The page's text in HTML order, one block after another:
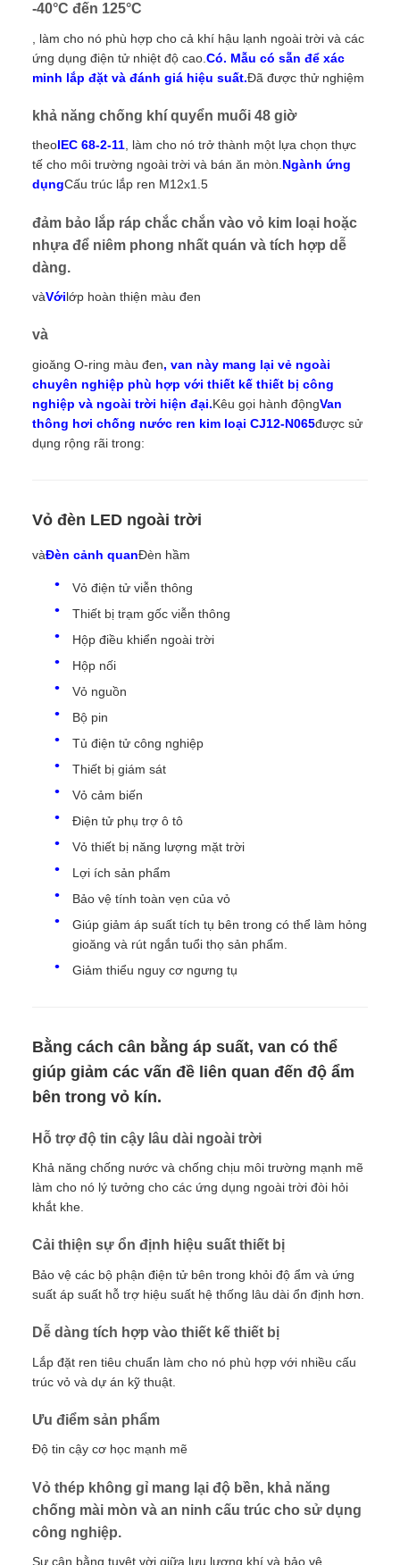
-40°C đến 125°C
, làm cho nó phù hợp cho cả khí hậu lạnh ngoài trời và các
ứng dụng điện tử nhiệt độ cao. Có. Mẫu có sẵn để xác
minh lắp đặt và đánh giá hiệu suất.Đã được thử nghiệm
khả năng chống khí quyển muối 48 giờ
theoIEC 68-2-11, làm cho nó trở thành một lựa chọn thực
tế cho môi trường ngoài trời và bán ăn mòn.Ngành ứng
dụngCấu trúc lắp ren M12x1.5
đảm bảo lắp ráp chắc chắn vào vỏ kim loại hoặc
nhựa để niêm phong nhất quán và tích hợp dễ
dàng.
vàVớilớp hoàn thiện màu đen
và
gioăng O-ring màu đen, van này mang lại vẻ ngoài
chuyên nghiệp phù hợp với thiết kế thiết bị công
nghiệp và ngoài trời hiện đại.Kêu gọi hành độngVan
thông hơi chống nước ren kim loại CJ12-N065được sử
dụng rộng rãi trong:
Vỏ đèn LED ngoài trời
vàĐèn cảnh quanĐèn hầm
Vỏ điện tử viễn thông
Thiết bị trạm gốc viễn thông
Hộp điều khiển ngoài trời
Hộp nối
Vỏ nguồn
Bộ pin
Tủ điện tử công nghiệp
Thiết bị giám sát
Vỏ cảm biến
Điện tử phụ trợ ô tô
Vỏ thiết bị năng lượng mặt trời
Lợi ích sản phẩm
Bảo vệ tính toàn vẹn của vỏ
Giúp giảm áp suất tích tụ bên trong có thể làm hỏng
gioăng và rút ngắn tuổi thọ sản phẩm.
Giảm thiểu nguy cơ ngưng tụ
Bằng cách cân bằng áp suất, van có thể
giúp giảm các vấn đề liên quan đến độ ẩm
bên trong vỏ kín.
Hỗ trợ độ tin cậy lâu dài ngoài trời
Khả năng chống nước và chống chịu môi trường mạnh mẽ
làm cho nó lý tưởng cho các ứng dụng ngoài trời đòi hỏi
khắt khe.
Cải thiện sự ổn định hiệu suất thiết bị
Bảo vệ các bộ phận điện tử bên trong khỏi độ ẩm và ứng
suất áp suất hỗ trợ hiệu suất hệ thống lâu dài ổn định hơn.
Dễ dàng tích hợp vào thiết kế thiết bị
Lắp đặt ren tiêu chuẩn làm cho nó phù hợp với nhiều cấu
trúc vỏ và dự án kỹ thuật.
Ưu điểm sản phẩm
Độ tin cậy cơ học mạnh mẽ
Vỏ thép không gỉ mang lại độ bền, khả năng
chống mài mòn và an ninh cấu trúc cho sử dụng
công nghiệp.
Sự cân bằng tuyệt vời giữa lưu lượng khí và bảo vệ